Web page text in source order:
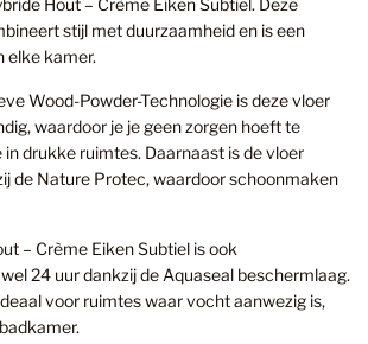
stijl met duurzaamheid en is een
elke kamer.
Wood-Powder-Technologie is deze vloer
waardoor je je geen zorgen hoeft te
drukke ruimtes. Daarnaast is de vloer
de Nature Protec, waardoor schoonmaken
– Crème Eiken Subtiel is ook
24 uur dankzij de Aquaseal beschermlaag.
voor ruimtes waar vocht aanwezig is,